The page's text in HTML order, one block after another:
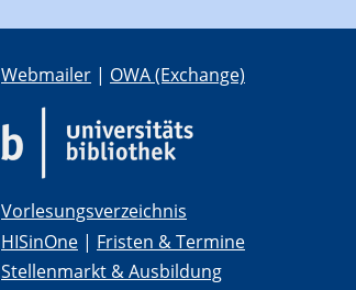
Webmailer | OWA (Exchange)
Vorlesungsverzeichnis
HISinOne | Fristen & Termine
Stellenmarkt & Ausbildung